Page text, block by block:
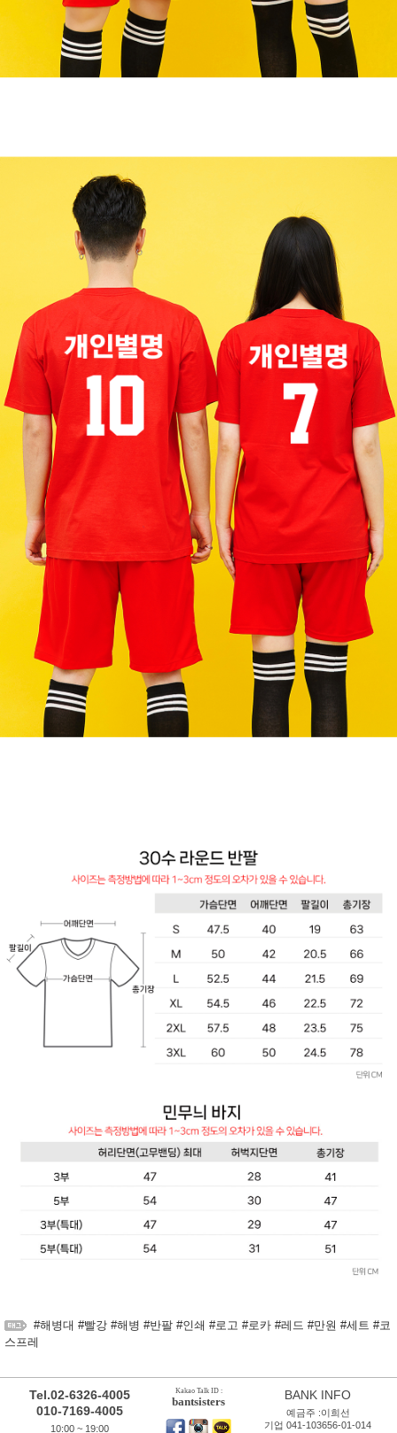
#해병대 #빨강 #해병 #반팔 #인쇄 #로고 #로카 #레드 #만원 #세트 #코
스프레
Tel.02-6326-4005
010-7169-4005
10:00 ~ 19:00
Kakao Talk ID :
bantsisters BANK INFO
예금주 :이희선
기업 041-103656-01-014